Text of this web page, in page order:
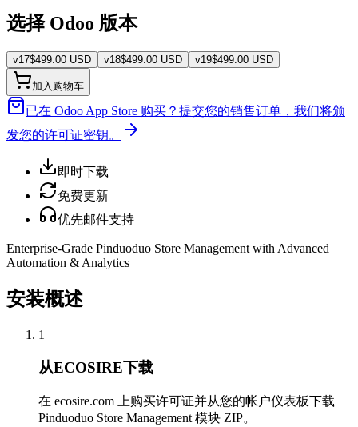
选择 Odoo 版本
v17$499.00 USD v18$499.00 USD v19$499.00 USD
加入购物车
已在 Odoo App Store 购买？ 提交您的销售订单，我们将颁
发您的许可证密钥。
即时下载
免费更新
优先邮件支持
Enterprise-Grade Pinduoduo Store Management with Advanced
Automation & Analytics
安装概述
1
从ECOSIRE下载
在 ecosire.com 上购买许可证并从您的帐户仪表板下载
Pinduoduo Store Management 模块 ZIP。